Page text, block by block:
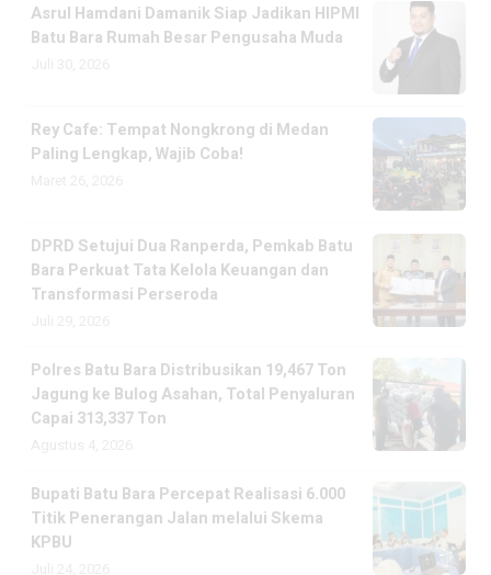
Asrul Hamdani Damanik Siap Jadikan HIPMI
Batu Bara Rumah Besar Pengusaha Muda
Rey Cafe: Tempat Nongkrong di Medan
Paling Lengkap, Wajib Coba!
DPRD Setujui Dua Ranperda, Pemkab Batu
Bara Perkuat Tata Kelola Keuangan dan
Transformasi Perseroda
Polres Batu Bara Distribusikan 19,467 Ton
Jagung ke Bulog Asahan, Total Penyaluran
Capai 313,337 Ton
Bupati Batu Bara Percepat Realisasi 6.000
Titik Penerangan Jalan melalui Skema
KPBU